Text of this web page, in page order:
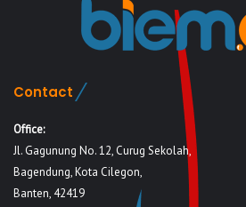
Contact
Office:
Jl. Gagunung No. 12, Curug Sekolah,
Bagendung, Kota Cilegon,
Banten, 42419